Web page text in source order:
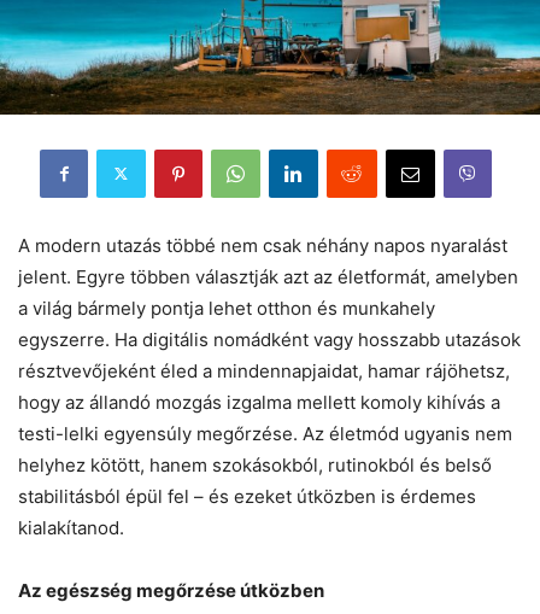
A modern utazás többé nem csak néhány napos nyaralást
jelent. Egyre többen választják azt az életformát, amelyben
a világ bármely pontja lehet otthon és munkahely
egyszerre. Ha digitális nomádként vagy hosszabb utazások
résztvevőjeként éled a mindennapjaidat, hamar rájöhetsz,
hogy az állandó mozgás izgalma mellett komoly kihívás a
testi-lelki egyensúly megőrzése. Az életmód ugyanis nem
helyhez kötött, hanem szokásokból, rutinokból és belső
stabilitásból épül fel – és ezeket útközben is érdemes
kialakítanod.
Az egészség megőrzése útközben